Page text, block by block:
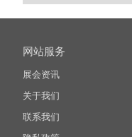
网站服务
展会资讯
关于我们
联系我们